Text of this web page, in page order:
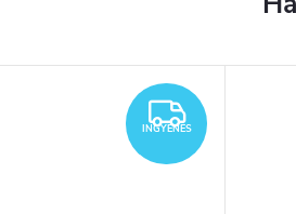
INGYENES
INGYENES